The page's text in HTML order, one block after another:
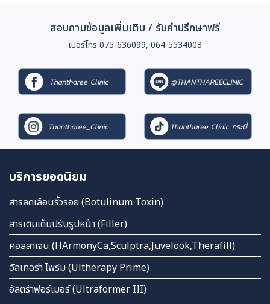
สอบถามข้อมูลเพิ่มเติม / รับคำปรึกษาฟรี
เบอร์โทร 075-636099, 064-5534003
บริการยอดนิยม
สารลดเลือนริ้วรอย (Botulinum Toxin)
สารเติมเต็มปรับรูปหน้า (Filler)
คอลลาเจน (HArmonyCa,Sculptra,Juvelook,Therafill)
อัลเทอร่า ไพร์ม (Ultherapy Prime)
อัลตร้าฟอร์เมอร์ (Ultraformer III)